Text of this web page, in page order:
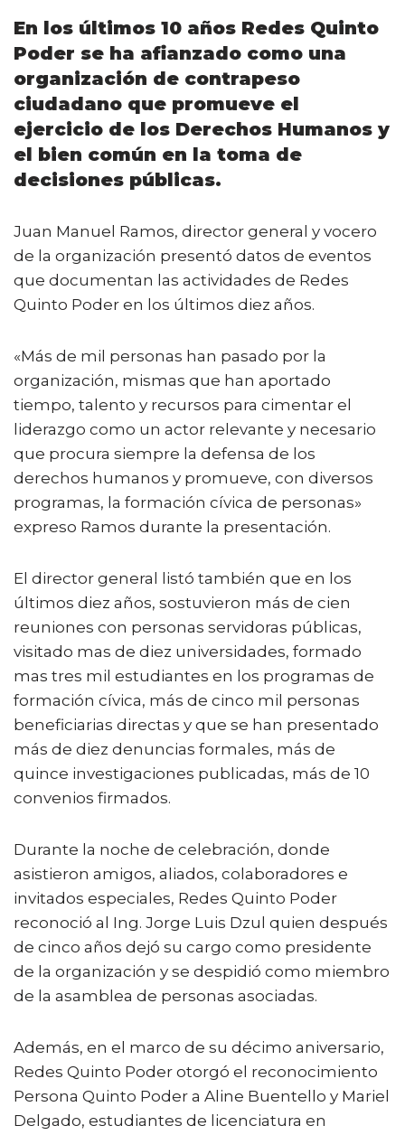
En los últimos 10 años Redes Quinto
Poder se ha afianzado como una
organización de contrapeso
ciudadano que promueve el
ejercicio de los Derechos Humanos y
el bien común en la toma de
decisiones públicas.
Juan Manuel Ramos, director general y vocero
de la organización presentó datos de eventos
que documentan las actividades de Redes
Quinto Poder en los últimos diez años.
«Más de mil personas han pasado por la
organización, mismas que han aportado
tiempo, talento y recursos para cimentar el
liderazgo como un actor relevante y necesario
que procura siempre la defensa de los
derechos humanos y promueve, con diversos
programas, la formación cívica de personas»
expreso Ramos durante la presentación.
El director general listó también que en los
últimos diez años, sostuvieron más de cien
reuniones con personas servidoras públicas,
visitado mas de diez universidades, formado
mas tres mil estudiantes en los programas de
formación cívica, más de cinco mil personas
beneficiarias directas y que se han presentado
más de diez denuncias formales, más de
quince investigaciones publicadas, más de 10
convenios firmados.
Durante la noche de celebración, donde
asistieron amigos, aliados, colaboradores e
invitados especiales, Redes Quinto Poder
reconoció al Ing. Jorge Luis Dzul quien después
de cinco años dejó su cargo como presidente
de la organización y se despidió como miembro
de la asamblea de personas asociadas.
Además, en el marco de su décimo aniversario,
Redes Quinto Poder otorgó el reconocimiento
Persona Quinto Poder a Aline Buentello y Mariel
Delgado, estudiantes de licenciatura en